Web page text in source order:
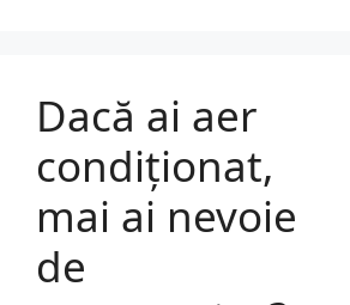
Dacă ai aer
condiționat,
mai ai nevoie
de